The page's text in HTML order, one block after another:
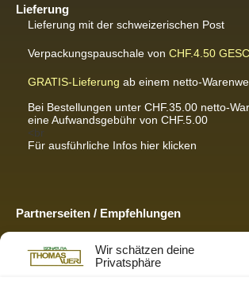
Wir schätzen deine
Privatsphäre
Lieferung
Lieferung mit der schweizerischen Post
Verpackungspauschale von CHF.4.50
GRATIS-Lieferung ab einem netto-
Bei Bestellungen unter CHF.35.00 netto-
eine Aufwandsgebühr von CHF.5.00
<br
Für ausführliche Infos hier klicken
Partnerseiten / Empfehlungen
Massagen und Kosmetik. Gönnen Sie sich was Gutes.